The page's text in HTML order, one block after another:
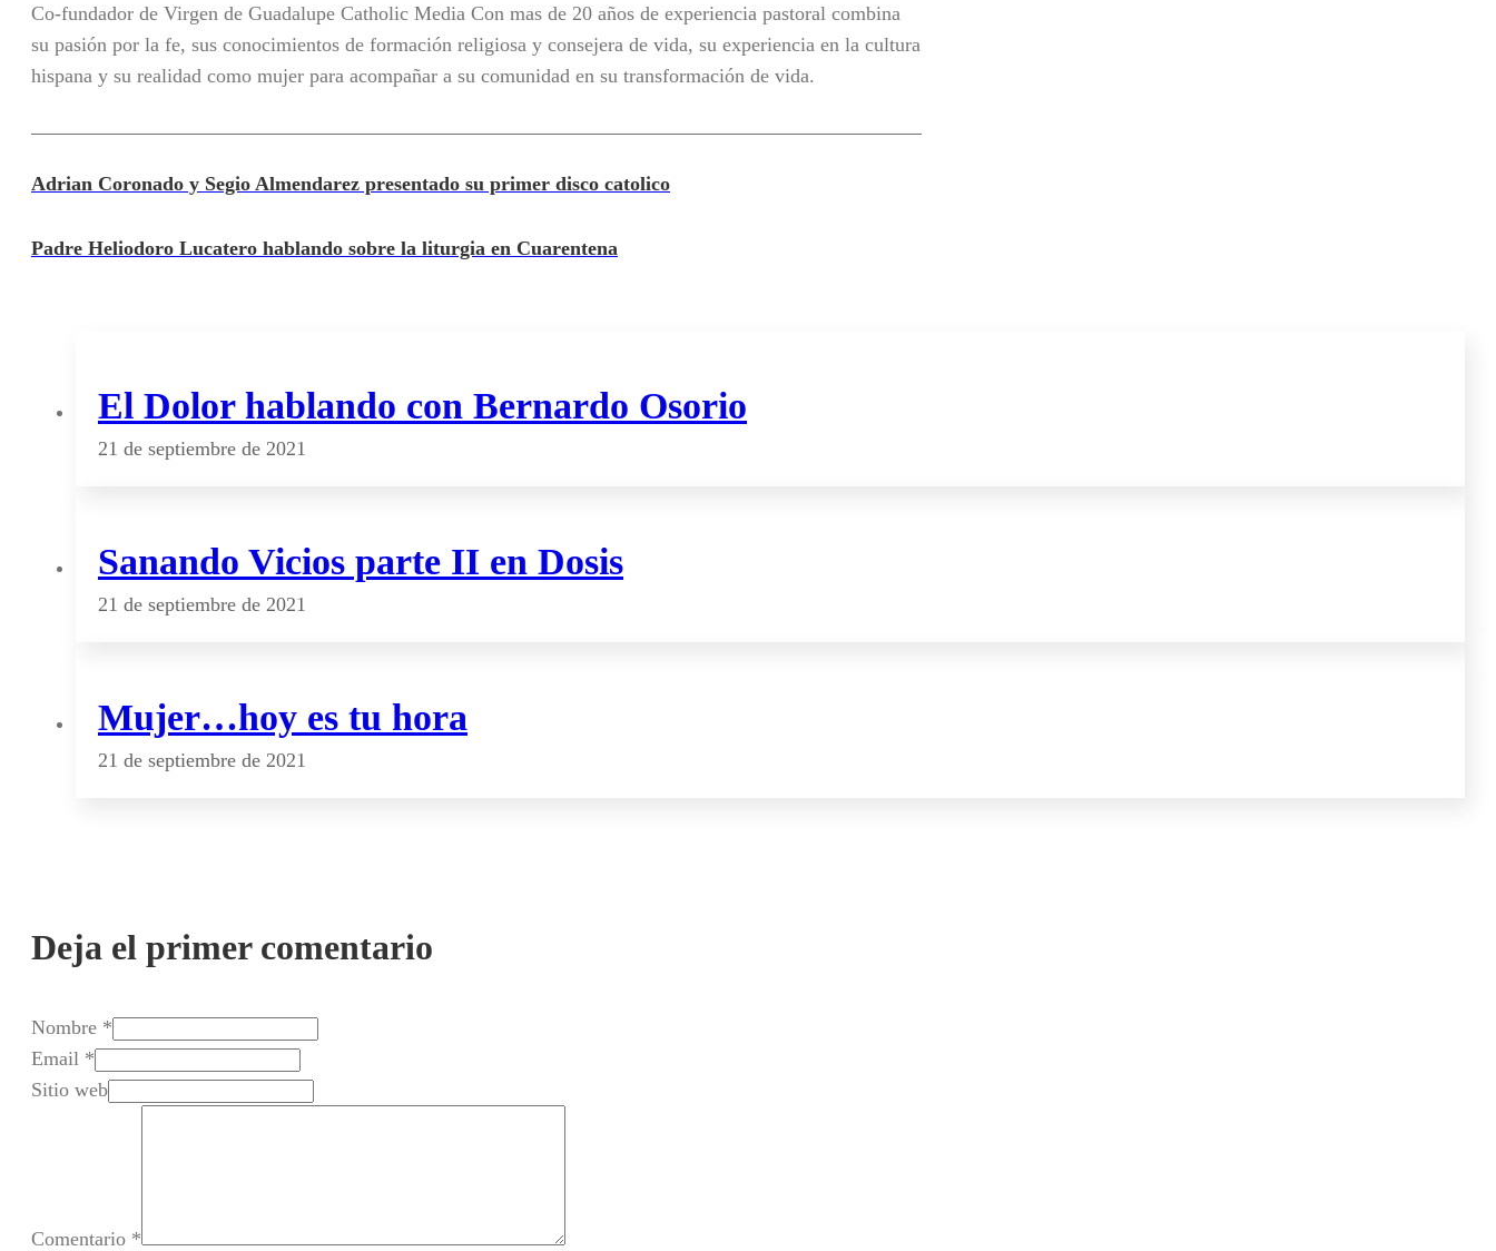
Co-fundador de Virgen de Guadalupe Catholic Media Con mas de 20 años de experiencia pastoral combina
su pasión por la fe, sus conocimientos de formación religiosa y consejera de vida, su experiencia en la cultura
hispana y su realidad como mujer para acompañar a su comunidad en su transformación de vida.
Adrian Coronado y Segio Almendarez presentado su primer disco catolico
Padre Heliodoro Lucatero hablando sobre la liturgia en Cuarentena
El Dolor hablando con Bernardo Osorio
21 de septiembre de 2021
Sanando Vicios parte II en Dosis
21 de septiembre de 2021
Mujer…hoy es tu hora
21 de septiembre de 2021
Deja el primer comentario
Nombre *
Email *
Sitio web
Comentario *